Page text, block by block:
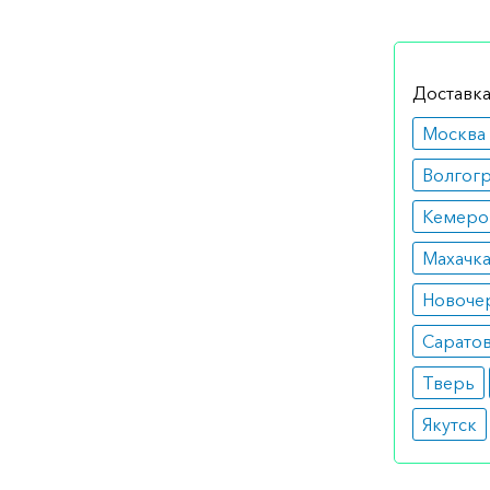
Хорошо
после
Режим
Средняя
После
течение
Москва
Саратов
Тверь
Якутск